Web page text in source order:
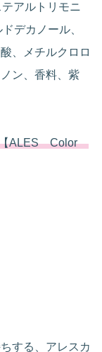
アルトリモニ
デカノール、
、メチルクロロ
ン、香料、紫
【ALES Color
する、アレスカ